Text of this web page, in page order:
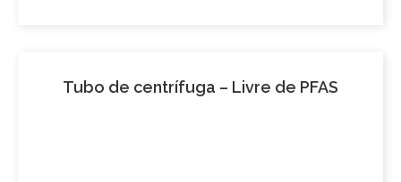
Tubo de centrífuga – Livre de PFAS